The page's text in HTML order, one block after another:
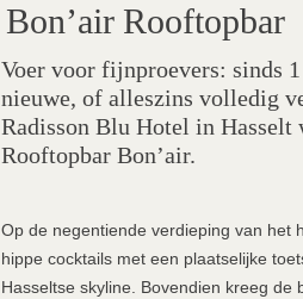
Bon’air Rooftopbar
Voer voor fijnproevers: sinds
nieuwe, of alleszins volledig
Radisson Blu Hotel in Hasselt
Rooftopbar Bon’air.
Op de negentiende verdieping van het
hippe cocktails met een plaatselijke
Hasseltse skyline. Bovendien kreeg